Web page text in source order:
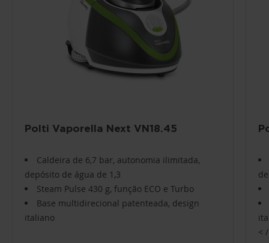
Polti Vaporella Next VN18.45
Caldeira de 6,7 bar, autonomia ilimitada,
depósito de água de 1,3
Steam Pulse 430 g, função ECO e Turbo
Base multidirecional patenteada, design
italiano
<